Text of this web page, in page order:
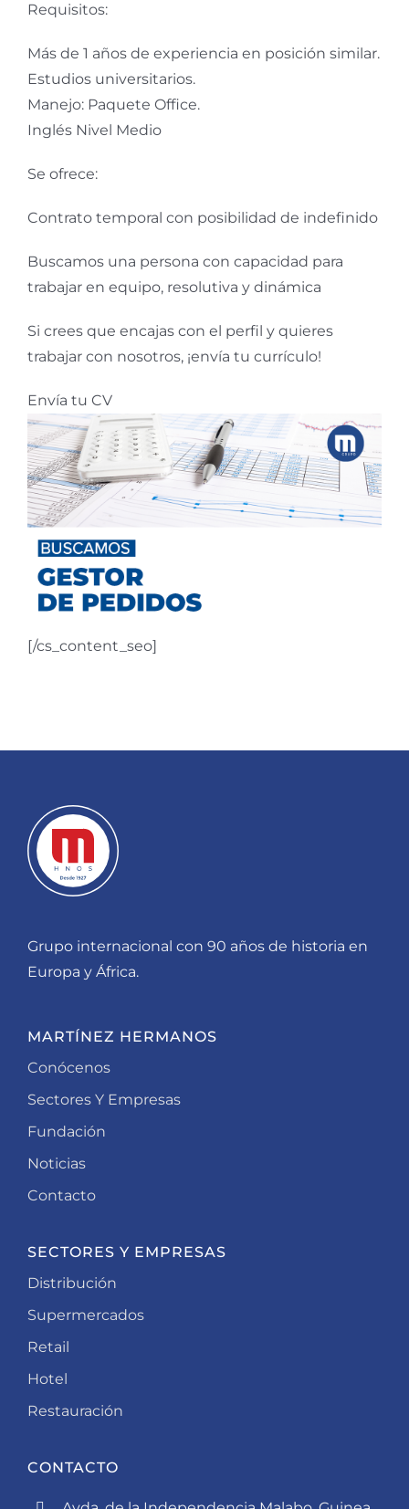
Requisitos:
Más de 1 años de experiencia en posición similar.
Estudios universitarios.
Manejo: Paquete Office.
Inglés Nivel Medio
Se ofrece:
Contrato temporal con posibilidad de indefinido
Buscamos una persona con capacidad para
trabajar en equipo, resolutiva y dinámica
Si crees que encajas con el perfil y quieres
trabajar con nosotros, ¡envía tu currículo!
Envía tu CV
[/cs_content_seo]
Grupo internacional con 90 años de historia en
Europa y África.
MARTÍNEZ HERMANOS
Conócenos
Sectores Y Empresas
Fundación
Noticias
Contacto
SECTORES Y EMPRESAS
Distribución
Supermercados
Retail
Hotel
Restauración
CONTACTO